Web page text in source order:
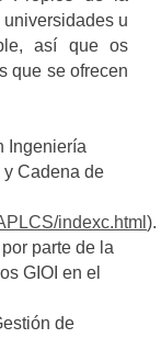
universidades u
así que os
que se ofrecen
Ingeniería
Cadena de
indexc.html ).
parte de la
GIOI en el
de